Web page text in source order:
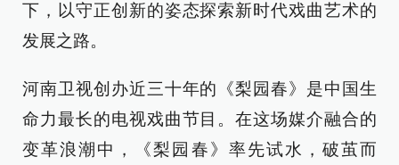
下，以守正创新的姿态探索新时代戏曲艺术的
发展之路。
河南卫视创办近三十年的《梨园春》是中国生
命力最长的电视戏曲节目。在这场媒介融合的
变革浪潮中，《梨园春》率先试水，破茧而